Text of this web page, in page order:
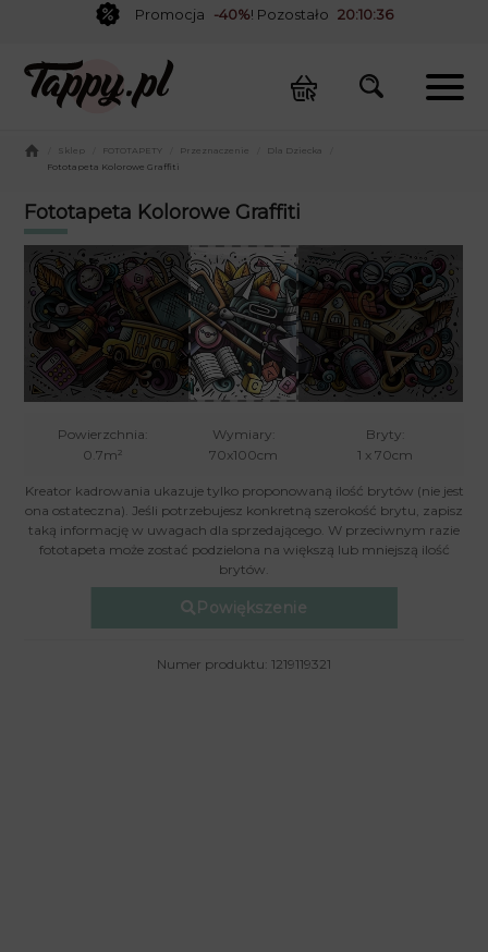
Promocja -40%! Pozostało 20:10:36
Sklep FOTOTAPETY Przeznaczenie Dla Dziecka
Fototapeta Kolorowe Graffiti
Fototapeta Kolorowe Graffiti
Powierzchnia:
0.7m²
Wymiary:
70x100cm
Bryty:
1 x 70cm
Kreator kadrowania ukazuje tylko proponowaną ilość brytów (nie jest
ona ostateczna). Jeśli potrzebujesz konkretną szerokość brytu, zapisz
taką informację w uwagach dla sprzedającego. W przeciwnym razie
fototapeta może zostać podzielona na większą lub mniejszą ilość
brytów.
Powiększenie
Numer produktu: 1219119321